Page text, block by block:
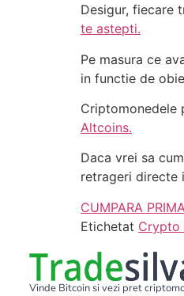
Desigur, fiecare
te astepti.
Pe masura ce
in functie de
Criptomonedele
Altcoins.
Daca vrei sa
retrageri directe
CUMPARA
Etichetat Crypto
Vinde Bitcoin si vezi pret